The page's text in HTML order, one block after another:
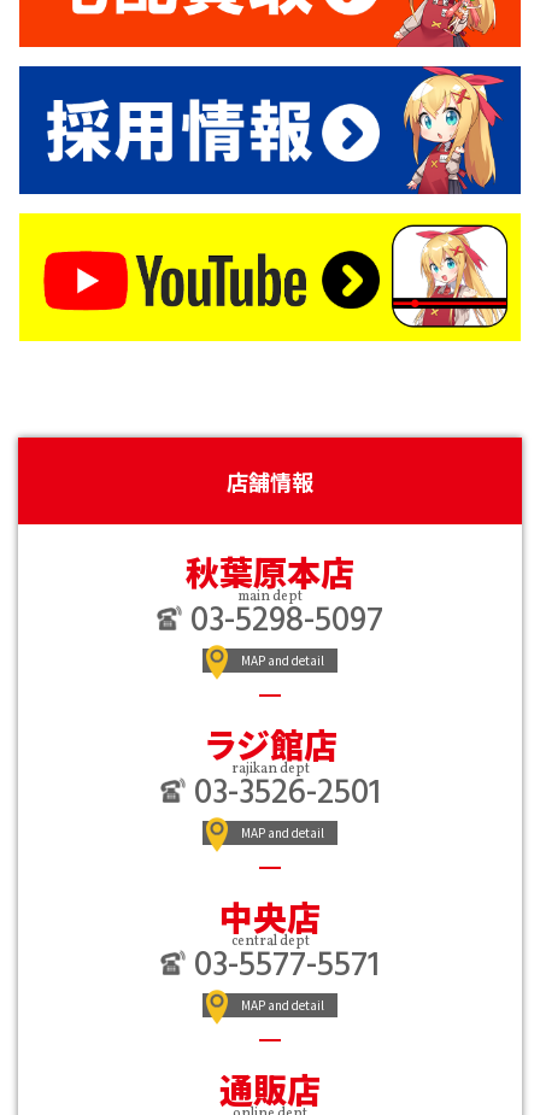
店舗情報
秋葉原本店
main dept
03-5298-5097
MAP and detail
ラジ館店
rajikan dept
03-3526-2501
MAP and detail
中央店
central dept
03-5577-5571
MAP and detail
通販店